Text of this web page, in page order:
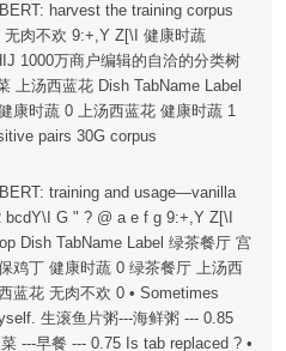
harvest the training corpus
肉不欢 9:+,Y Z[\I 健康时蔬
1000万商户编辑的自洽的分类树
上汤西蓝花 Dish TabName Label
康时蔬 0 上汤西蓝花 健康时蔬 1
pairs 30G corpus
training and usage—vanilla
bcdY\I G " ? @ a e f g 9:+,Y Z[\I
Dish TabName Label 绿茶餐厅 宫
鸡丁 健康时蔬 0 绿茶餐厅 上汤西
蓝花 无肉不欢 0 • Sometimes
生滚鱼片粥---海鲜粥 --- 0.85
---早餐 --- 0.75 Is tab replaced ? •